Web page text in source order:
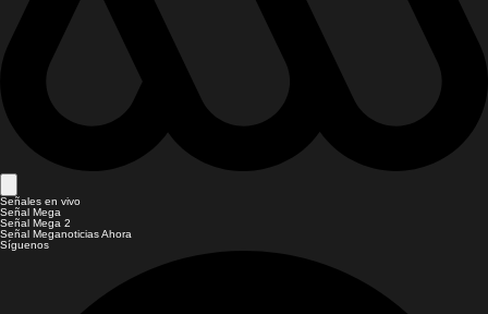
Señales en vivo
Señal Mega
Señal Mega 2
Señal Meganoticias Ahora
Síguenos